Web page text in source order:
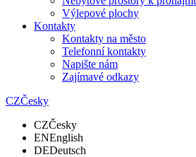
Výlepové plochy
Kontakty
Kontakty na město
Telefonní kontakty
Napište nám
Zajímavé odkazy
CZČesky
CZČesky
ENEnglish
DEDeutsch